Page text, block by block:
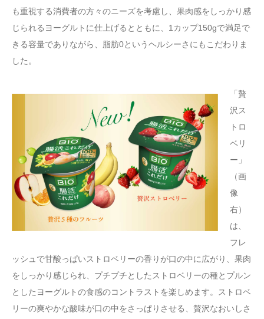
も重視する消費者の方々のニーズを考慮し、果肉感をしっかり感
じられるヨーグルトに仕上げるとともに、1カップ150gで満足で
きる容量でありながら、脂肪0というヘルシーさにもこだわりま
した。
「贅
沢ス
トロ
ベリ
ー」
（画
像
右）
は、
フレ
ッシュで甘酸っぱいストロベリーの香りが口の中に広がり、果肉
をしっかり感じられ、プチプチとしたストロベリーの種とプルン
としたヨーグルトの食感のコントラストを楽しめます。ストロベ
リーの爽やかな酸味が口の中をさっぱりさせる、贅沢なおいしさ